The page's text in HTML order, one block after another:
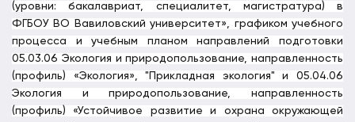
(уровни: бакалавриат, специалитет, магистратура) в
ФГБОУ ВО Вавиловский университет», графиком учебного
процесса и учебным планом направлений подготовки
05.03.06 Экология и природопользование, направленность
(профиль) «Экология», "Прикладная экология" и 05.04.06
Экология и природопользование, направленность
(профиль) «Устойчивое развитие и охрана окружающей